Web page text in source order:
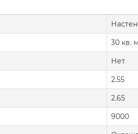
30 кв.
Нет
2.55
2.65
9000